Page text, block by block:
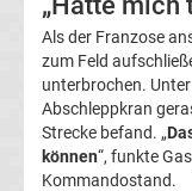
Infos
Telekom
Eishockey
Als der Franzose
zum Feld
unterbrochen. Unter
Abschleppkran
Strecke befand. „
können“, funkte
Kommandostand.